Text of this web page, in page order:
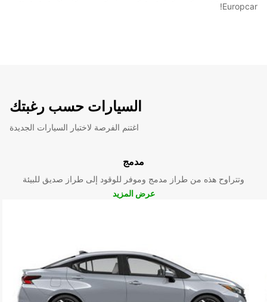
Europcar!
السيارات حسب رغبتك
اغتنم الفرصة لاختبار السيارات الجديدة
مدمج
وتتراوح هذه من طراز مدمج وموفر للوقود إلى طراز صديق للبيئة
عرض المزيد